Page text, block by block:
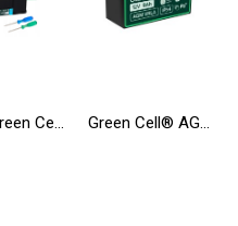
Bateria Green Cell A1377 A1405 A1496 do Apple MacBook Air 13 A1369 A1466 Green Cell® AGM VRLA 12V 9Ah bezobsługowy akumulator do zasilaczy awaryjnych